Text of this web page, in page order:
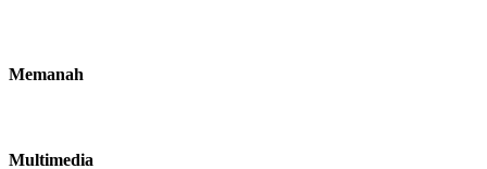
Memanah
Multimedia